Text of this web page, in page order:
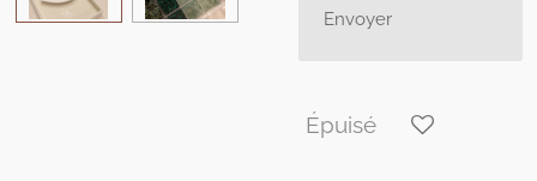
Envoyer
Épuisé